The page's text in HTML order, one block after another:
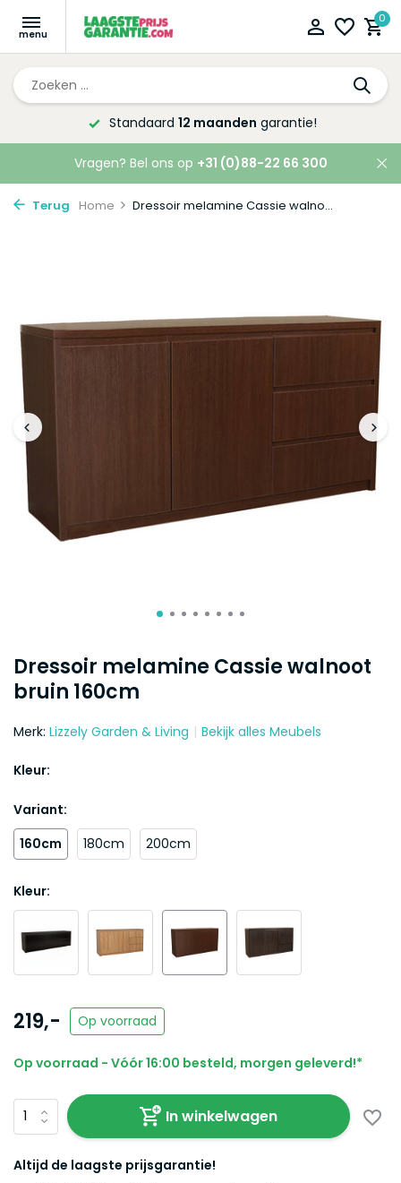
0
Altijd de laagsteprijsgarantie!
Vragen? Bel ons op +31 (0)88-22 66 300
Terug Home Dressoir melamine Cassie walno...
Dressoir melamine Cassie walnoot
bruin 160cm
Merk: Lizzely Garden & Living Bekijk alles Meubels
Kleur:
Variant:
160cm
180cm 200cm
Kleur:
219,- Op voorraad
Op voorraad - Vóór 16:00 besteld, morgen geleverd!*
In winkelwagen
Altijd de laagste prijsgarantie!